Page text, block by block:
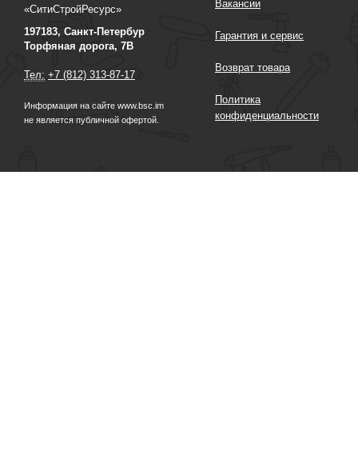
«СитиСтройРесурс»
197183, Санкт-Петербур
Торфяная дорога, 7В
Тел: +7 (812) 313-87-17
Информация на сайте www.bsc.im
не является публичной офертой.
Вакансии
Гарантия и сервис
Возврат товара
Политика
конфиденциальности